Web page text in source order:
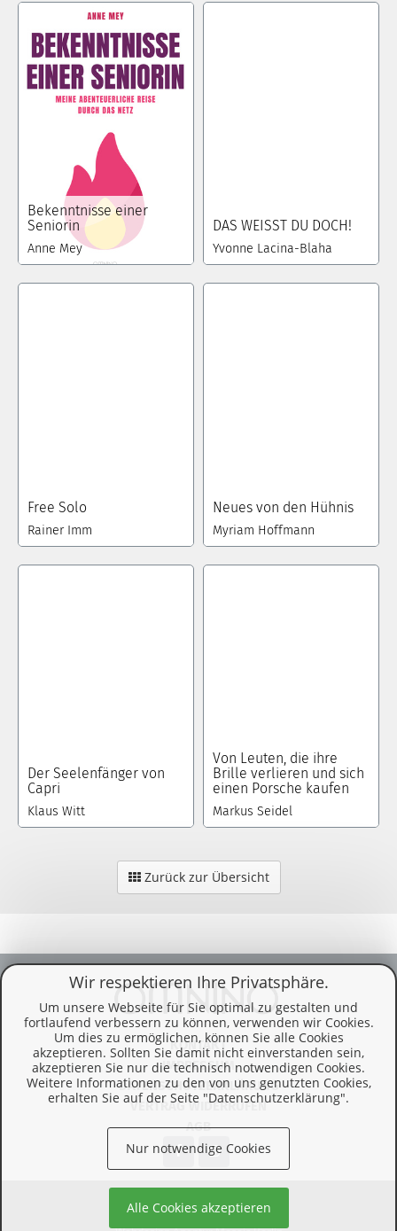
Wir respektieren Ihre Privatsphäre.
Um unsere Webseite für Sie optimal zu gestalten und
fortlaufend verbessern zu können, verwenden wir Cookies.
Um dies zu ermöglichen, können Sie alle Cookies
akzeptieren. Sollten Sie damit nicht einverstanden sein,
akzeptieren Sie nur die technisch notwendigen Cookies.
Weitere Informationen zu den von uns genutzten Cookies,
erhalten Sie auf der Seite "Datenschutzerklärung".
Nur notwendige Cookies
Alle Cookies akzeptieren
Bekenntnisse einer
Seniorin
Anne Mey
DAS WEISST DU DOCH!
Yvonne Lacina-Blaha
Free Solo
Rainer Imm
Neues von den Hühnis
Myriam Hoffmann
Der Seelenfänger von
Capri
Klaus Witt
Von Leuten, die ihre
Brille verlieren und sich
einen Porsche kaufen
Markus Seidel
Zurück zur Übersicht
KONTAKT
IMPRESSUM
DATENSCHUTZERKLÄRUNG
VERTRAG WIDERRUFEN
AGB